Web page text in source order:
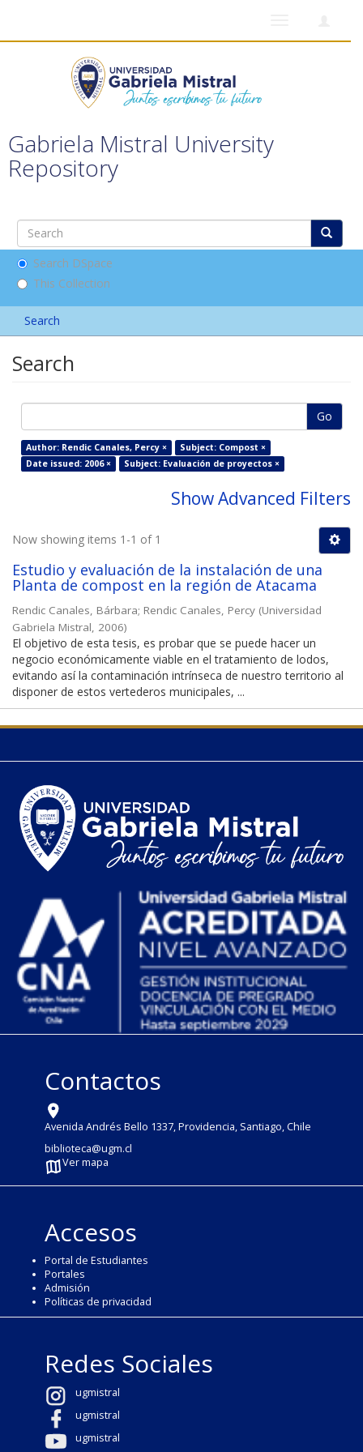
Gabriela Mistral University
Repository
Search DSpace
This Collection
Search
Search
Go
Author: Rendic Canales, Percy ×
Subject: Compost ×
Date issued: 2006 ×
Subject: Evaluación de proyectos ×
Show Advanced Filters
Now showing items 1-1 of 1
Estudio y evaluación de la instalación de una
Planta de compost en la región de Atacama
Rendic Canales, Bárbara; Rendic Canales, Percy (Universidad
Gabriela Mistral, 2006)
El objetivo de esta tesis, es probar que se puede hacer un
negocio económicamente viable en el tratamiento de lodos,
evitando así la contaminación intrínseca de nuestro territorio al
disponer de estos vertederos municipales, ...
Contactos
Avenida Andrés Bello 1337, Providencia, Santiago, Chile
biblioteca@ugm.cl
Ver mapa
Accesos
Portal de Estudiantes
Portales
Admisión
Políticas de privacidad
Redes Sociales
ugmistral
ugmistral
ugmistral